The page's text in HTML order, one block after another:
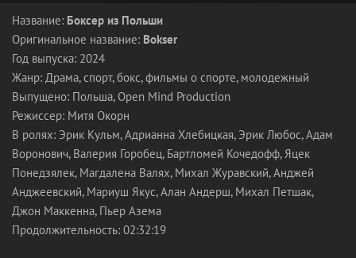
Название: Боксер из Польши
Оригинальное название: Bokser
Год выпуска: 2024
Жанр: Драма, спорт, бокс, фильмы о спорте, молодежный
Выпущено: Польша, Open Mind Production
Режиссер: Митя Окорн
В ролях: Эрик Кульм, Адрианна Хлебицкая, Эрик Любос, Адам
Воронович, Валерия Горобец, Бартломей Кочедофф, Яцек
Понедзялек, Магдалена Валях, Михал Журавский, Анджей
Анджеевский, Мариуш Якус, Алан Андерш, Михал Петшак,
Джон Маккенна, Пьер Азема
Продолжительность: 02:32:19